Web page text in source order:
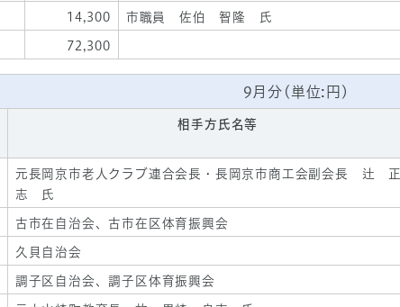
14,300 市職員 佐伯 智隆 氏
72,300
9月分(単位:円)
相手方氏名等
元長岡京市老人クラブ連合会長・長岡京市商工会副会長 辻 正
志 氏
古市在自治会、古市在区体育振興会
久貝自治会
調子区自治会、調子区体育振興会